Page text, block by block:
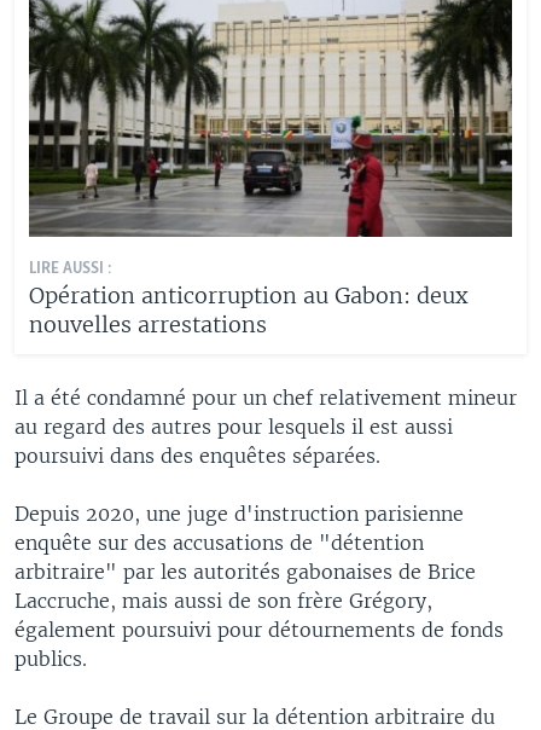
LIRE AUSSI :
Opération anticorruption au Gabon: deux
nouvelles arrestations
Il a été condamné pour un chef relativement mineur
au regard des autres pour lesquels il est aussi
poursuivi dans des enquêtes séparées.
Depuis 2020, une juge d'instruction parisienne
enquête sur des accusations de "détention
arbitraire" par les autorités gabonaises de Brice
Laccruche, mais aussi de son frère Grégory,
également poursuivi pour détournements de fonds
publics.
Le Groupe de travail sur la détention arbitraire du